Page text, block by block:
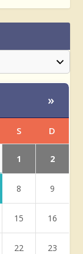
»
S D
1 2
8 9
15 16
22 23